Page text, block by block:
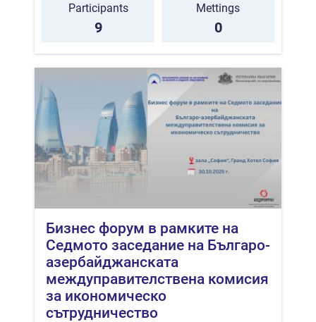
Participants
9
Mettings
0
Бизнес форум в рамките на
Седмото заседание на Българо-
азербайджанската
междуправителствена комисия
за икономическо
сътрудничество